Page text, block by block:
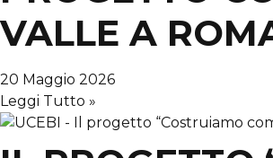
VALLE A
20 Maggio 2026
Leggi Tutto »